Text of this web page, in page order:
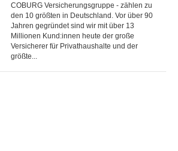
COBURG Versicherungsgruppe - zählen zu
den 10 größten in Deutschland. Vor über 90
Jahren gegründet sind wir mit über 13
Millionen Kund:innen heute der große
Versicherer für Privathaushalte und der
größte...